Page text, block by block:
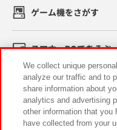
ゲーム機をさがす
スマホ・PCであそぶ
イベント・キャンペー
We collect unique
analyze our traffic and to
share information about
analytics and advertising
other information that you
have collected from your